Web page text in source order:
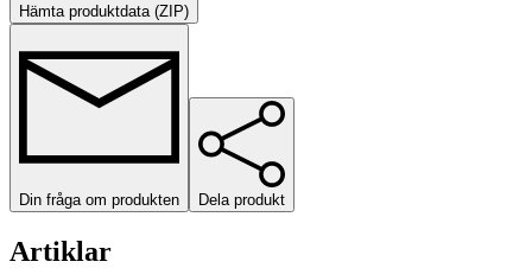
Hämta produktdata (ZIP)
Din fråga om produkten Dela produkt
Artiklar